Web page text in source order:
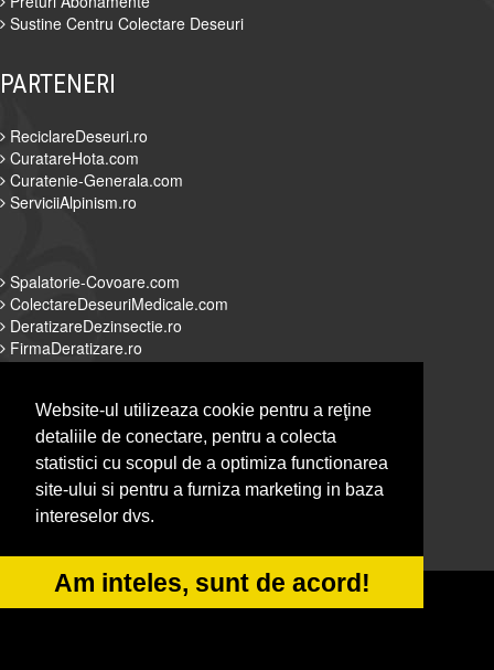
Website-ul utilizeaza cookie pentru a reţine
detaliile de conectare, pentru a colecta
statistici cu scopul de a optimiza functionarea
site-ului si pentru a furniza marketing in baza
intereselor dvs.
Am inteles, sunt de acord!
Sustine Centru Colectare Deseuri
PARTENERI
ReciclareDeseuri.ro
CuratareHota.com
Curatenie-Generala.com
ServiciiAlpinism.ro
Spalatorie-Covoare.com
ColectareDeseuriMedicale.com
DeratizareDezinsectie.ro
FirmaDeratizare.ro
Alpinist-Utilitar.com
Servicii-DDD.com
Spalatorie-Curatatorie.com
Spalatorie-Curatatorie.ro
© 2014-2026 Powered byVilonMedia &TekaBility-ANPC